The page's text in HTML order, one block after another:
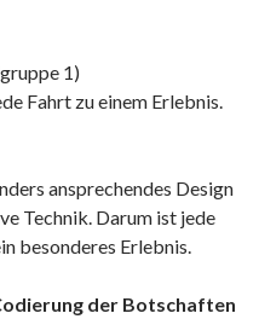
1)
Fahrt zu einem Erlebnis.
ansprechendes Design
Technik. Darum ist jede
besonderes Erlebnis.
der Botschaften